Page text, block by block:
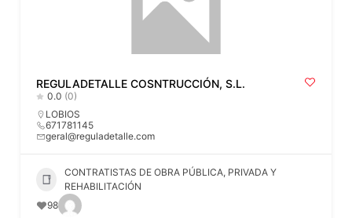
REGULADETALLE COSNTRUCCIÓN, S.L.
0.0 (0)
LOBIOS
671781145
geral@reguladetalle.com
CONTRATISTAS DE OBRA PÚBLICA, PRIVADA Y
REHABILITACIÓN
98